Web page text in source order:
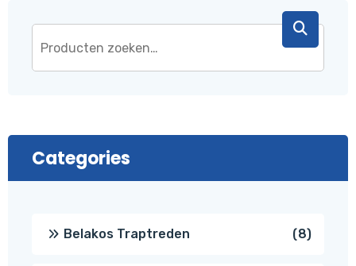
Categories
Belakos Traptreden 88